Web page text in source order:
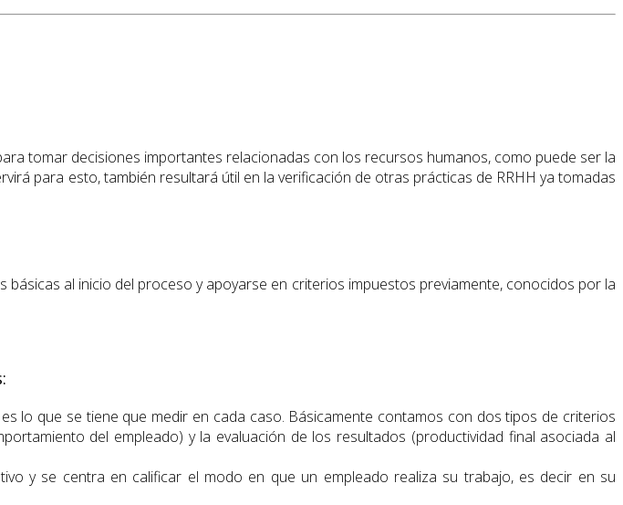
tomar decisiones importantes relacionadas con los recursos humanos, como puede ser la
para esto, también resultará útil en la verificación de otras prácticas de RRHH ya tomadas
básicas al inicio del proceso y apoyarse en criterios impuestos previamente, conocidos por la
lo que se tiene que medir en cada caso. Básicamente contamos con dos tipos de criterios
del empleado) y la evaluación de los resultados (productividad final asociada al
y se centra en calificar el modo en que un empleado realiza su trabajo, es decir en su